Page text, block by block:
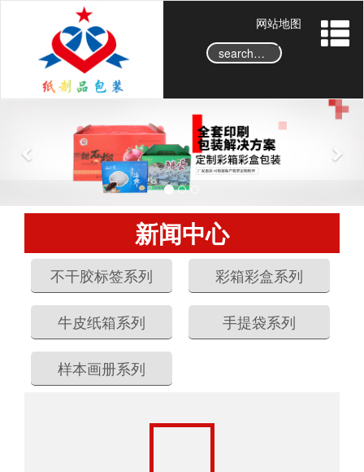
网站地图
→
e
N
x
新闻中心
不干胶标签系列 彩箱彩盒系列
牛皮纸箱系列 手提袋系列
样本画册系列